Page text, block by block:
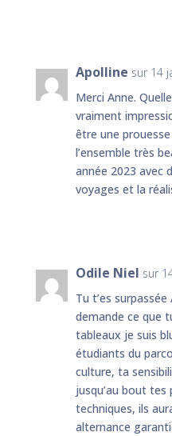
Apolline sur 14
Merci Anne.
vraiment
être une
l’ensemble très
année 2023 avec
voyages et la
Odile Niel sur
Tu t’es
demande ce que
tableaux je suis
étudiants du
culture, ta
jusqu’au bout
techniques, ils
alternance